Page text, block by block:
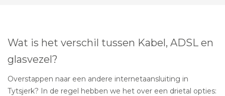
Wat is het verschil tussen Kabel, ADSL en
glasvezel?
Overstappen naar een andere internetaansluiting in
Tytsjerk? In de regel hebben we het over een drietal opties: